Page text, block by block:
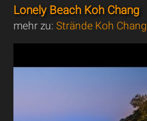
Lonely Beach Koh Chang
mehr zu:Strände Koh Chang